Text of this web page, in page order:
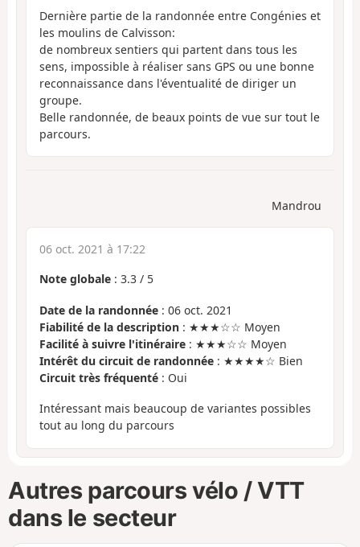
Dernière partie de la randonnée entre Congénies et
les moulins de Calvisson:
de nombreux sentiers qui partent dans tous les
sens, impossible à réaliser sans GPS ou une bonne
reconnaissance dans l'éventualité de diriger un
groupe.
Belle randonnée, de beaux points de vue sur tout le
parcours.
Mandrou
06 oct. 2021 à 17:22
Note globale : 3.3 / 5
Date de la randonnée : 06 oct. 2021
Fiabilité de la description : ★★★☆☆ Moyen
Facilité à suivre l'itinéraire : ★★★☆☆ Moyen
Intérêt du circuit de randonnée : ★★★★☆ Bien
Circuit très fréquenté : Oui
Intéressant mais beaucoup de variantes possibles
tout au long du parcours
Autres parcours vélo / VTT
dans le secteur